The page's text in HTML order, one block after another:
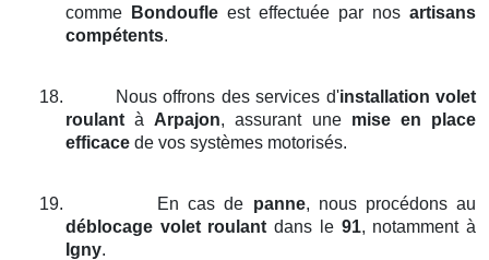
comme
Bondoufle est effectuée par nos artisans
compétents.
18. Nous offrons des services d'installation volet
roulant à Arpajon, assurant une mise en place
efficace de vos systèmes motorisés.
19. En cas de panne, nous procédons au
déblocage volet roulant dans le 91, notamment à
Igny.